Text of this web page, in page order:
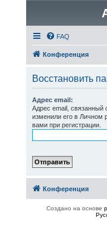
FAQ
Конференция
Восстановить
Адрес email:
Адрес email, связанный
изменили его в Личном
вами при регистрации.
Конференция
Создано на основе